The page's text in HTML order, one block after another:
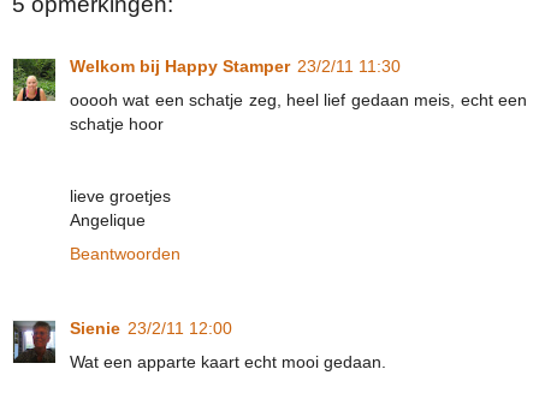
Welkom bij Happy Stamper 23/2/11 11:30
ooooh wat een schatje zeg, heel lief gedaan meis, echt een
schatje hoor
lieve groetjes
Angelique
Beantwoorden
Sienie 23/2/11 12:00
Wat een apparte kaart echt mooi gedaan.